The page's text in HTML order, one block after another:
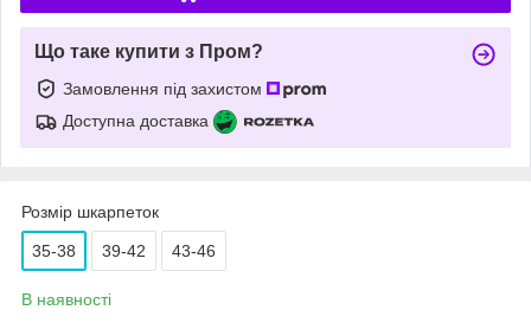
Що таке купити з Пром?
Замовлення під захистом
Доступна доставка
Розмір шкарпеток
35-38 39-42 43-46
В наявності